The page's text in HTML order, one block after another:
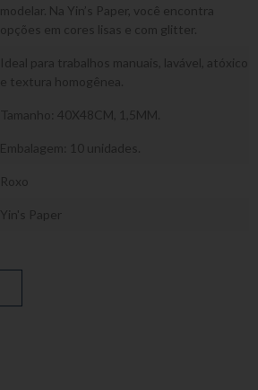
modelar. Na Yin’s Paper, você encontra
opções em cores lisas e com glitter.
Ideal para trabalhos manuais, lavável, atóxico
e textura homogênea.
Tamanho: 40X48CM, 1,5MM.
Embalagem: 10 unidades.
Roxo
Yin's Paper